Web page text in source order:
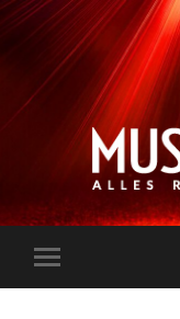
Mobile-
Menü